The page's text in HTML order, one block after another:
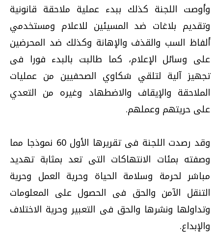
وأوصت اللجنة كذلك ببدء عملية ملاحقة قانونية
وتقديم بلاغات ضد المسيئين للاعلام ومستخدمي
ألفاظ السب والقذف والإهانة وكذلك ضد المحرضين
على وسائل الإعلام، كما طالبت بالبدء فورا فى
تجهيز آلية لتلقي شكاوي الصحفيين من عمليات
الملاحقة والإيقاف والاضطهاد وغيره من التعدي
على حريتهم وعملهم.
وقد رصدت اللجنة فى تقريرها الأول 60 نموذجا مما
وصفته بمئات الانتهاكات التى تعد بمثابة تهديد
مباشر لحرمة وسلامة الحياة وحرية العمل وحرية
التنقل الآمن والحق فى الحصول على المعلومات
وتداولها ونشرها والحق فى التعبير وحرية الاختلاف
والإبداع.